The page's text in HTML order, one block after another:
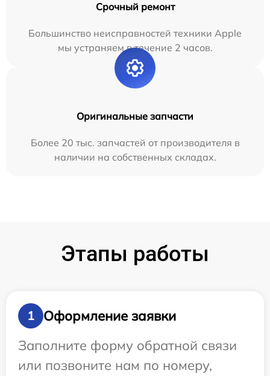
Срочный ремонт
Большинство неисправностей техники Apple
мы устраняем в течение 2 часов.
Оригинальные запчасти
Более 20 тыс. запчастей от производителя в
наличии на собственных складах.
Этапы работы
1
Оформление заявки
Заполните форму обратной связи
или позвоните нам по номеру,